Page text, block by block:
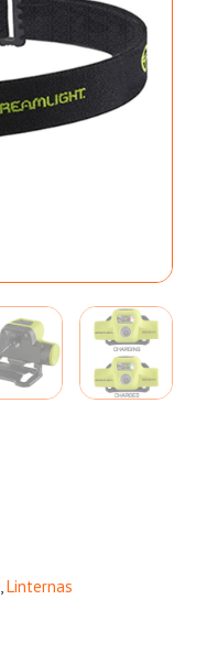
,Linternas